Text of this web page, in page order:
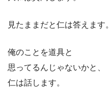
見たままだと仁は答えます。
俺のことを道具と
思ってるんじゃないかと、
仁は話します。